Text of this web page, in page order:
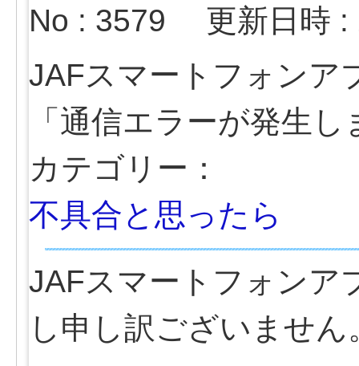
No : 3579
更新日時
JAFスマートフォンア
「通信エラーが発生
カテゴリー：
不具合と思ったら
JAFスマートフォンア
し申し訳ございません